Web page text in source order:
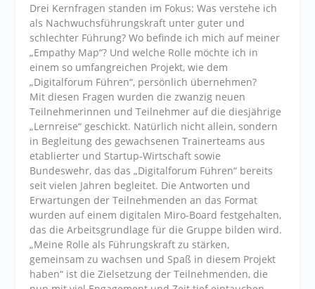
Drei Kernfragen standen im Fokus: Was verstehe ich
als Nachwuchsführungskraft unter guter und
schlechter Führung? Wo befinde ich mich auf meiner
„Empathy Map“? Und welche Rolle möchte ich in
einem so umfangreichen Projekt, wie dem
„Digitalforum Führen“, persönlich übernehmen?
Mit diesen Fragen wurden die zwanzig neuen
Teilnehmerinnen und Teilnehmer auf die diesjährige
„Lernreise“ geschickt. Natürlich nicht allein, sondern
in Begleitung des gewachsenen Trainerteams aus
etablierter und Startup-Wirtschaft sowie
Bundeswehr, das das „Digitalforum Führen“ bereits
seit vielen Jahren begleitet. Die Antworten und
Erwartungen der Teilnehmenden an das Format
wurden auf einem digitalen Miro-Board festgehalten,
das die Arbeitsgrundlage für die Gruppe bilden wird.
„Meine Rolle als Führungskraft zu stärken,
gemeinsam zu wachsen und Spaß in diesem Projekt
haben“ ist die Zielsetzung der Teilnehmenden, die